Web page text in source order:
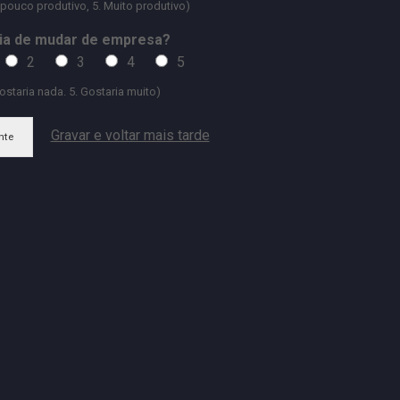
produtivo, 5. Muito produtivo)
de mudar de empresa?
2 3 4 5
nada. 5. Gostaria muito)
Gravar e voltar mais tarde